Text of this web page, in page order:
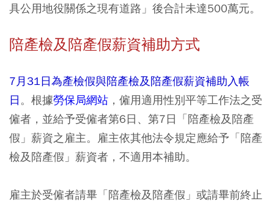
具公用地役關係之現有道路」後合計未達500萬元。
陪產檢及陪產假薪資補助方式
7月31日為產檢假與陪產檢及陪產假薪資補助入帳
日。根據勞保局網站 ，僱用適用性別平等工作法之受
僱者，並給予受僱者第6日、第7日「陪產檢及陪產
假」薪資之雇主。雇主依其他法令規定應給予「陪產
檢及陪產假」薪資者，不適用本補助。
雇主於受僱者請畢「陪產檢及陪產假」或請畢前終止